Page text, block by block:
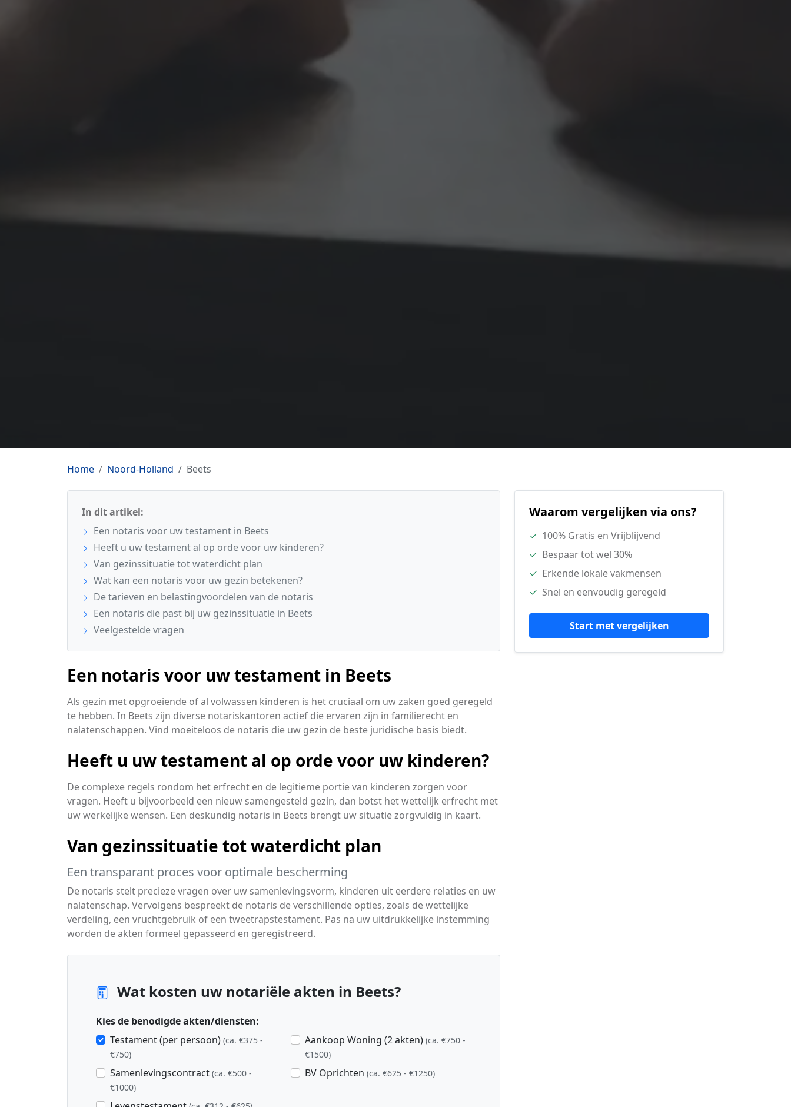
Home Noord-Holland Beets
In dit artikel:
Een notaris voor uw testament in Beets
Heeft u uw testament al op orde voor uw kinderen?
Van gezinssituatie tot waterdicht plan
Wat kan een notaris voor uw gezin betekenen?
De tarieven en belastingvoordelen van de notaris
Een notaris die past bij uw gezinssituatie in Beets
Veelgestelde vragen
Een notaris voor uw testament in Beets
Als gezin met opgroeiende of al volwassen kinderen is het cruciaal om uw zaken goed geregeld
te hebben. In Beets zijn diverse notariskantoren actief die ervaren zijn in familierecht en
nalatenschappen. Vind moeiteloos de notaris die uw gezin de beste juridische basis biedt.
Heeft u uw testament al op orde voor uw kinderen?
De complexe regels rondom het erfrecht en de legitieme portie van kinderen zorgen voor
vragen. Heeft u bijvoorbeeld een nieuw samengesteld gezin, dan botst het wettelijk erfrecht met
uw werkelijke wensen. Een deskundig notaris in Beets brengt uw situatie zorgvuldig in kaart.
Van gezinssituatie tot waterdicht plan
Een transparant proces voor optimale bescherming
De notaris stelt precieze vragen over uw samenlevingsvorm, kinderen uit eerdere relaties en uw
nalatenschap. Vervolgens bespreekt de notaris de verschillende opties, zoals de wettelijke
verdeling, een vruchtgebruik of een tweetrapstestament. Pas na uw uitdrukkelijke instemming
worden de akten formeel gepasseerd en geregistreerd.
Wat kosten uw notariële akten in Beets?
Kies de benodigde akten/diensten:
Testament (per persoon) (ca. €375 -
€750)
Samenlevingscontract (ca. €500 -
€1000)
Aankoop Woning (2 akten) (ca. €750 -
€1500)
BV Oprichten (ca. €625 - €1250)
Waarom vergelijken via ons?
✓ 100% Gratis en Vrijblijvend
✓ Bespaar tot wel 30%
✓ Erkende lokale vakmensen
✓ Snel en eenvoudig geregeld
Start met vergelijken